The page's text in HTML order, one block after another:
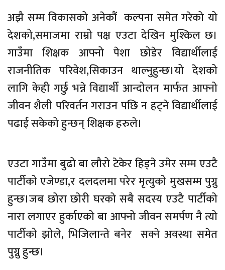
अझै सम्म विकासको अनेकौं कल्पना समेत गरेको यो
देशको,समाजमा राम्रो पक्ष एउटा देखिन मुश्किल छ।
गाउँमा शिक्षक आफ्नो पेशा छोडेर विद्यार्थीलाई
राजनीतिक परिवेश,सिकाउन थाल्नुहुन्छ।यो देशको
लागि केही गर्छु भन्ने विद्यार्थी आन्दोलन मार्फत आफ्नो
जीवन शैली परिवर्तन गराउन पछि न हट्ने विद्यार्थीलाई
पढाई सकेको हुन्छन् शिक्षक हरुले।
एउटा गाउँमा बुढो बा लौरो टेकेर हिड्ने उमेर सम्म एउटै
पार्टीको एजेण्डा,र दलदलमा परेर मृत्युको मुखसम्म पुग्नु
हुन्छ।जब छोरा छोरी घरको सबै सदस्य एउटै पार्टीको
नारा लगाएर हुर्काएको बा आफ्नो जीवन समर्पण नै त्यो
पार्टीको झोले, भिजिलान्ते बनेर सक्ने अवस्था समेत
पुग्नु हुन्छ।